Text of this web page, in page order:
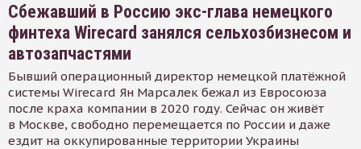
Сбежавший в Россию экс-глава немецкого
финтеха Wirecard занялся сельхозбизнесом и
автозапчастями
Бывший операционный директор немецкой платёжной
системы Wirecard Ян Марсалек бежал из Евросоюза
после краха компании в 2020 году. Сейчас он живёт
в Москве, свободно перемещается по России и даже
ездит на оккупированные территории Украины